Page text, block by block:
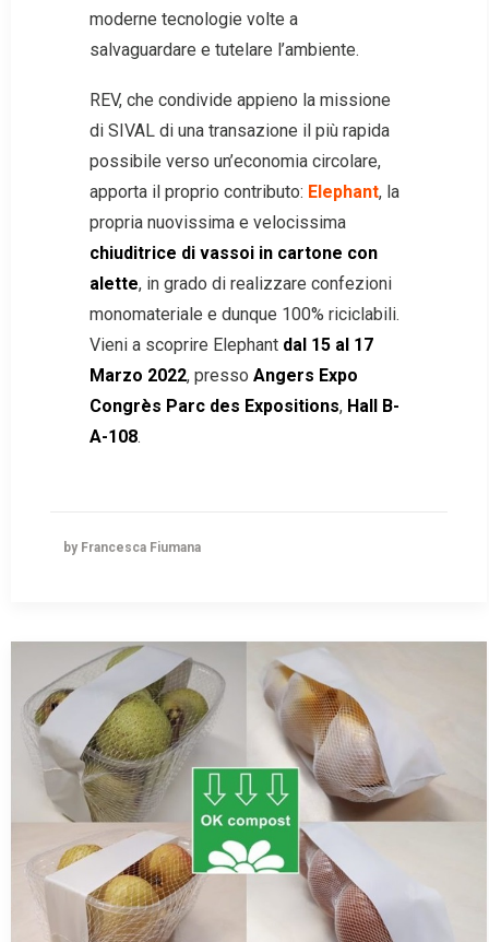
moderne tecnologie volte a
salvaguardare e tutelare l’ambiente.
REV, che condivide appieno la missione
di SIVAL di una transazione il più rapida
possibile verso un’economia circolare,
apporta il proprio contributo: Elephant, la
propria nuovissima e velocissima
chiuditrice di vassoi in cartone con
alette, in grado di realizzare confezioni
monomateriale e dunque 100% riciclabili.
Vieni a scoprire Elephant dal 15 al 17
Marzo 2022, presso Angers Expo
Congrès Parc des Expositions, Hall B-
A-108.
by Francesca Fiumana